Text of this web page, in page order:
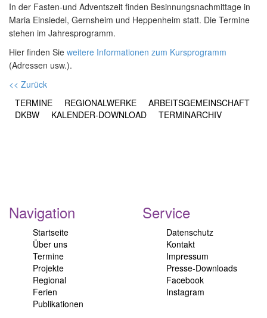
In der Fasten-und Adventszeit finden Besinnungsnachmittage in
Maria Einsiedel, Gernsheim und Heppenheim statt. Die Termine
stehen im Jahresprogramm.
Hier finden Sie weitere Informationen zum Kursprogramm
(Adressen usw.).
<< Zurück
TERMINE
REGIONALWERKE
ARBEITSGEMEINSCHAFT
DKBW
KALENDER-DOWNLOAD TERMINARCHIV
Navigation
Startseite
Über uns
Termine
Projekte
Regional
Ferien
Publikationen
Service
Datenschutz
Kontakt
Impressum
Presse-Downloads
Facebook
Instagram